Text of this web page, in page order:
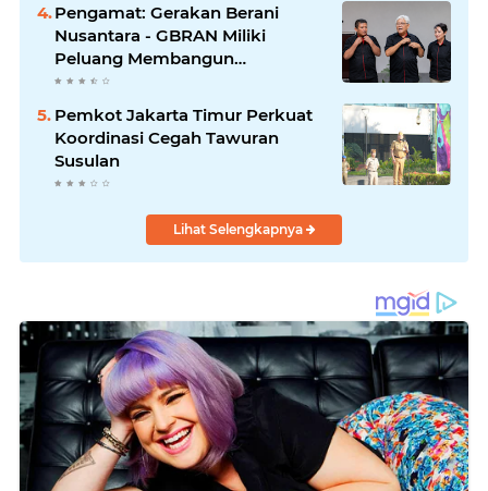
Pengamat: Gerakan Berani
Nusantara - GBRAN Miliki
Peluang Membangun
Identitasnya Sendiri
Pemkot Jakarta Timur Perkuat
Koordinasi Cegah Tawuran
Susulan
Lihat Selengkapnya